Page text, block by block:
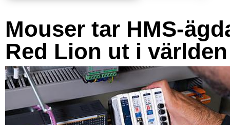
Mouser tar HMS-
Red Lion ut i världen